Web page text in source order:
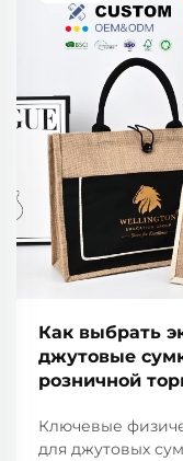
Как выбрать
джутовые
розничной
Ключевые
для джутовых